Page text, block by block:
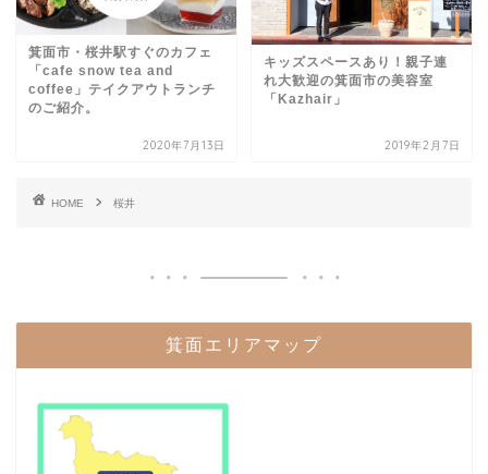
箕面市・桜井駅すぐのカフェ
「cafe snow tea and
coffee」テイクアウトランチ
のご紹介。
2020年7月13日
キッズスペースあり！親子連
れ大歓迎の箕面市の美容室
「Kazhair」
2019年2月7日
HOME 桜井
箕面エリアマップ